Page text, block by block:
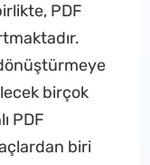
PDF
birçok
PDF
biri